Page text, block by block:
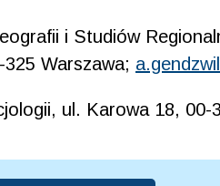
i Studiów
Warszawa;
ul. Karowa 18, 00-